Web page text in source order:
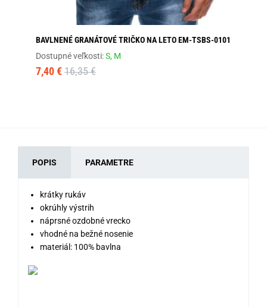
BAVLNENÉ GRANÁTOVÉ TRIČKO NA LETO EM-TSBS-0101
Dostupné veľkosti:S, M
7,40 € 16,35 €
POPIS PARAMETRE
krátky rukáv
okrúhly výstrih
náprsné ozdobné vrecko
vhodné na bežné nosenie
materiál: 100% bavlna